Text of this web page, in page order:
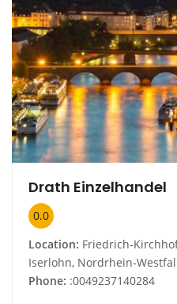
Drath Einzelhandel
0.0
Location: Friedrich-
Iserlohn, Nordrhein-
Phone: :0049237140284